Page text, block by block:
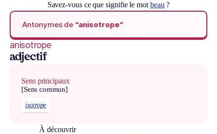
Savez-vous ce que signifie le mot beau ?
Antonymes de “anisotrope“
anisotrope
adjectif
Sens principaux
[Sens commun]
isotrope
À découvrir